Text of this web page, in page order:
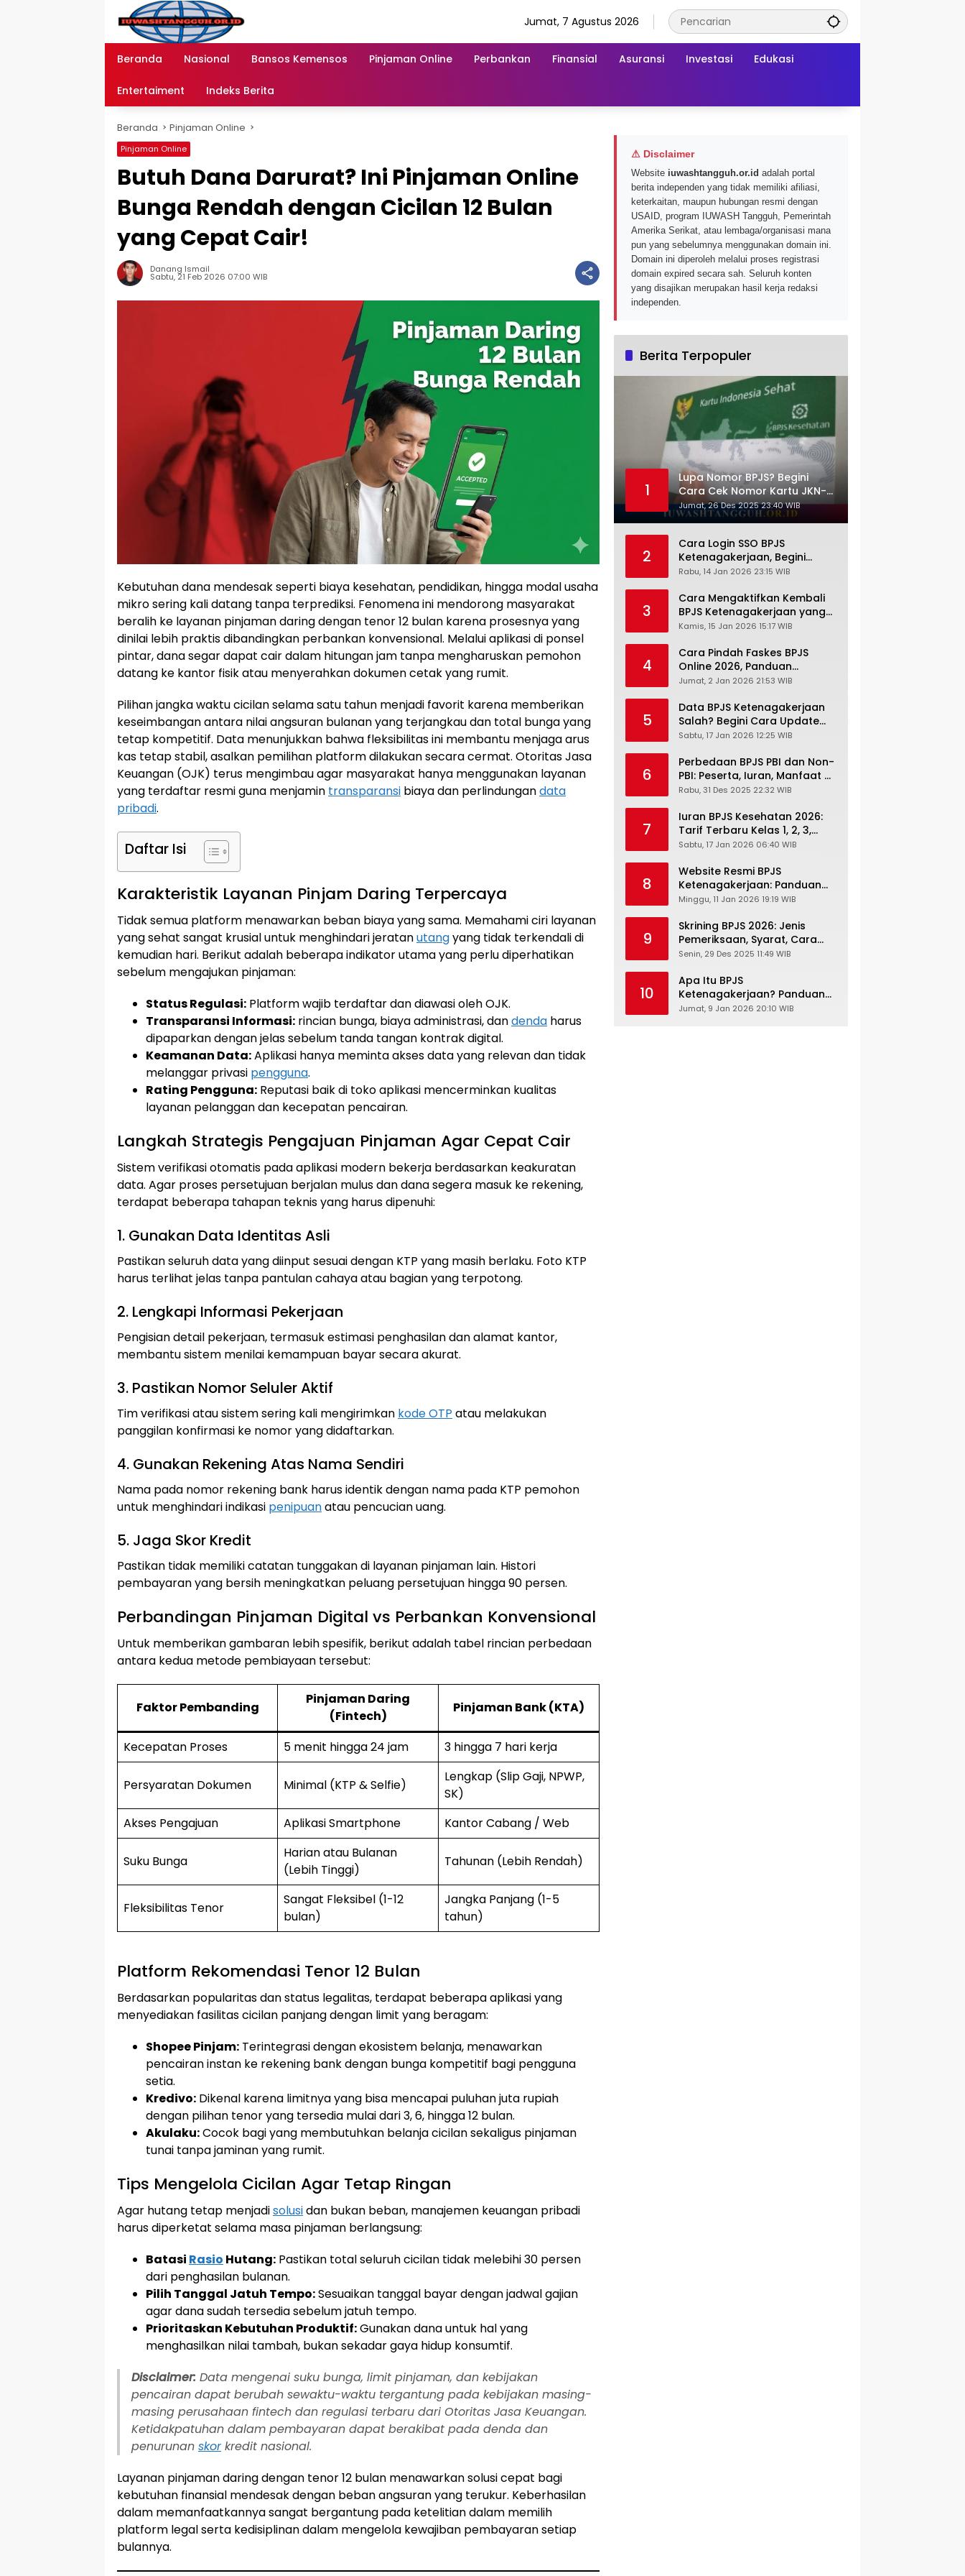
Jumat, 7 Agustus 2026
Beranda Nasional Bansos Kemensos Pinjaman Online Perbankan Finansial Asuransi Investasi Edukasi
Entertaiment Indeks Berita
Beranda Pinjaman Online
Pinjaman Online
Butuh Dana Darurat? Ini Pinjaman Online
Bunga Rendah dengan Cicilan 12 Bulan
yang Cepat Cair!
Danang Ismail
Sabtu, 21 Feb 2026 07:00 WIB
Kebutuhan dana mendesak seperti biaya kesehatan, pendidikan, hingga modal usaha
mikro sering kali datang tanpa terprediksi. Fenomena ini mendorong masyarakat
beralih ke layanan pinjaman daring dengan tenor 12 bulan karena prosesnya yang
dinilai lebih praktis dibandingkan perbankan konvensional. Melalui aplikasi di ponsel
pintar, dana segar dapat cair dalam hitungan jam tanpa mengharuskan pemohon
datang ke kantor fisik atau menyerahkan dokumen cetak yang rumit.
Pilihan jangka waktu cicilan selama satu tahun menjadi favorit karena memberikan
keseimbangan antara nilai angsuran bulanan yang terjangkau dan total bunga yang
tetap kompetitif. Data menunjukkan bahwa fleksibilitas ini membantu menjaga arus
kas tetap stabil, asalkan pemilihan platform dilakukan secara cermat. Otoritas Jasa
Keuangan (OJK) terus mengimbau agar masyarakat hanya menggunakan layanan
yang terdaftar resmi guna menjamin transparansi biaya dan perlindungandata
pribadi.
Daftar Isi
Karakteristik Layanan Pinjam Daring Terpercaya
Tidak semua platform menawarkan beban biaya yang sama. Memahami ciri layanan
yang sehat sangat krusial untuk menghindari jeratanutangyang tidak terkendali di
kemudian hari. Berikut adalah beberapa indikator utama yang perlu diperhatikan
sebelum mengajukan pinjaman:
Status Regulasi: Platform wajib terdaftar dan diawasi oleh OJK.
Transparansi Informasi: rincian bunga, biaya administrasi, dandenda harus
dipaparkan dengan jelas sebelum tanda tangan kontrak digital.
Keamanan Data:Aplikasi hanya meminta akses data yang relevan dan tidak
melanggar privasi pengguna.
Rating Pengguna: Reputasi baik di toko aplikasi mencerminkan kualitas
layanan pelanggan dan kecepatan pencairan.
Langkah Strategis Pengajuan Pinjaman Agar Cepat Cair
Sistem verifikasi otomatis pada aplikasi modern bekerja berdasarkan keakuratan
data. Agar proses persetujuan berjalan mulus dan dana segera masuk ke rekening,
terdapat beberapa tahapan teknis yang harus dipenuhi:
1. Gunakan Data Identitas Asli
Pastikan seluruh data yang diinput sesuai dengan KTP yang masih berlaku. Foto KTP
harus terlihat jelas tanpa pantulan cahaya atau bagian yang terpotong.
2. Lengkapi Informasi Pekerjaan
Pengisian detail pekerjaan, termasuk estimasi penghasilan dan alamat kantor,
membantu sistem menilai kemampuan bayar secara akurat.
3. Pastikan Nomor Seluler Aktif
Tim verifikasi atau sistem sering kali mengirimkan kode OTP atau melakukan
panggilan konfirmasi ke nomor yang didaftarkan.
4. Gunakan Rekening Atas Nama Sendiri
Nama pada nomor rekening bank harus identik dengan nama pada KTP pemohon
untuk menghindari indikasi penipuanatau pencucian uang.
5. Jaga Skor Kredit
Pastikan tidak memiliki catatan tunggakan di layanan pinjaman lain. Histori
pembayaran yang bersih meningkatkan peluang persetujuan hingga 90 persen.
Perbandingan Pinjaman Digital vs Perbankan Konvensional
Untuk memberikan gambaran lebih spesifik, berikut adalah tabel rincian perbedaan
antara kedua metode pembiayaan tersebut:
Faktor Pembanding
Pinjaman Daring
(Fintech)
Pinjaman Bank (KTA)
Kecepatan Proses 5 menit hingga 24 jam 3 hingga 7 hari kerja
Persyaratan Dokumen Minimal (KTP & Selfie)
Lengkap (Slip Gaji, NPWP,
SK)
Akses Pengajuan
Aplikasi Smartphone Kantor Cabang / Web
Suku Bunga
Harian atau Bulanan
(Lebih Tinggi)
Tahunan (Lebih Rendah)
Fleksibilitas Tenor
Sangat Fleksibel (1-12
bulan)
Jangka Panjang (1-5
tahun)
Platform Rekomendasi Tenor 12 Bulan
Berdasarkan popularitas dan status legalitas, terdapat beberapa aplikasi yang
menyediakan fasilitas cicilan panjang dengan limit yang beragam:
Shopee Pinjam: Terintegrasi dengan ekosistem belanja, menawarkan
pencairan instan ke rekening bank dengan bunga kompetitif bagi pengguna
setia.
Kredivo: Dikenal karena limitnya yang bisa mencapai puluhan juta rupiah
dengan pilihan tenor yang tersedia mulai dari 3, 6, hingga 12 bulan.
Akulaku:Cocok bagi yang membutuhkan belanja cicilan sekaligus pinjaman
tunai tanpa jaminan yang rumit.
Tips Mengelola Cicilan Agar Tetap Ringan
Agar hutang tetap menjadisolusidan bukan beban, manajemen keuangan pribadi
harus diperketat selama masa pinjaman berlangsung:
Batasi Rasio Hutang: Pastikan total seluruh cicilan tidak melebihi 30 persen
dari penghasilan bulanan.
Pilih Tanggal Jatuh Tempo:Sesuaikan tanggal bayar dengan jadwal gajian
agar dana sudah tersedia sebelum jatuh tempo.
Prioritaskan Kebutuhan Produktif:Gunakan dana untuk hal yang
menghasilkan nilai tambah, bukan sekadar gaya hidup konsumtif.
Disclaimer: Data mengenai suku bunga, limit pinjaman, dan kebijakan
pencairan dapat berubah sewaktu-waktu tergantung pada kebijakan masing-
masing perusahaan fintech dan regulasi terbaru dari Otoritas Jasa Keuangan.
Ketidakpatuhan dalam pembayaran dapat berakibat pada denda dan
penurunan skorkredit nasional.
Layanan pinjaman daring dengan tenor 12 bulan menawarkan solusi cepat bagi
kebutuhan finansial mendesak dengan beban angsuran yang terukur. Keberhasilan
dalam memanfaatkannya sangat bergantung pada ketelitian dalam memilih
platform legal serta kedisiplinan dalam mengelola kewajiban pembayaran setiap
bulannya.
⚠ Disclaimer
Website iuwashtangguh.or.id adalah portal
berita independen yang tidak memiliki afiliasi,
keterkaitan, maupun hubungan resmi dengan
USAID, program IUWASH Tangguh, Pemerintah
Amerika Serikat, atau lembaga/organisasi mana
pun yang sebelumnya menggunakan domain ini.
Domain ini diperoleh melalui proses registrasi
domain expired secara sah. Seluruh konten
yang disajikan merupakan hasil kerja redaksi
independen.
Berita Terpopuler
1
Lupa Nomor BPJS? Begini
Cara Cek Nomor Kartu JKN-
KIS dengan NIK KTP
Jumat, 26 Des 2025 23:40 WIB
2
Cara Login SSO BPJS
Ketenagakerjaan, Begini
Tutorial Lengkap dan
Rabu, 14 Jan 2026 23:15 WIB
3
Cara Mengaktifkan Kembali
BPJS Ketenagakerjaan yang
Nonaktif, Begini Panduan
Kamis, 15 Jan 2026 15:17 WIB
4
Cara Pindah Faskes BPJS
Online 2026, Panduan
Lengkap via Mobile JKN,
Cabang
Jumat, 2 Jan 2026 21:53 WIB
5
Data BPJS Ketenagakerjaan
Salah? Begini Cara Update
Rekening, Alamat, HP di JMO
Sabtu, 17 Jan 2026 12:25 WIB
6
Perbedaan BPJS PBI dan Non-
PBI: Peserta, Iuran, Manfaat &
Masa Berlaku Terbaru 2026
Rabu, 31 Des 2025 22:32 WIB
7
Iuran BPJS Kesehatan 2026:
Tarif Terbaru Kelas 1, 2, 3,
Cara Bayar, Denda &
JKN-KIS
Sabtu, 17 Jan 2026 06:40 WIB
8
Website Resmi BPJS
Ketenagakerjaan: Panduan
Lengkap Akses dan Fitur
Minggu, 11 Jan 2026 19:19 WIB
9
Skrining BPJS 2026: Jenis
Pemeriksaan, Syarat, Cara
Daftar & Cek Riwayat
Senin, 29 Des 2025 11:49 WIB
10
Apa Itu BPJS
Ketenagakerjaan? Panduan
Lengkap untuk Pekerja dan
Jumat, 9 Jan 2026 20:10 WIB